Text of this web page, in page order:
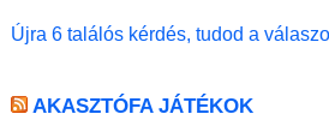
Újra 6 találós kérdés, tudod a
AKASZTÓFA JÁTÉKOK